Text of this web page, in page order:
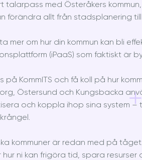
talarpass med Österåkers
förändra allt från stadsplanering
mer om hur din kommun kan bli
(iPaaS) som faktiskt är
på KommITS och få koll på hur
Östersund och Kungsbacka
och koppla ihop sina system –
kommuner är redan med på
hur ni kan frigöra tid, spara